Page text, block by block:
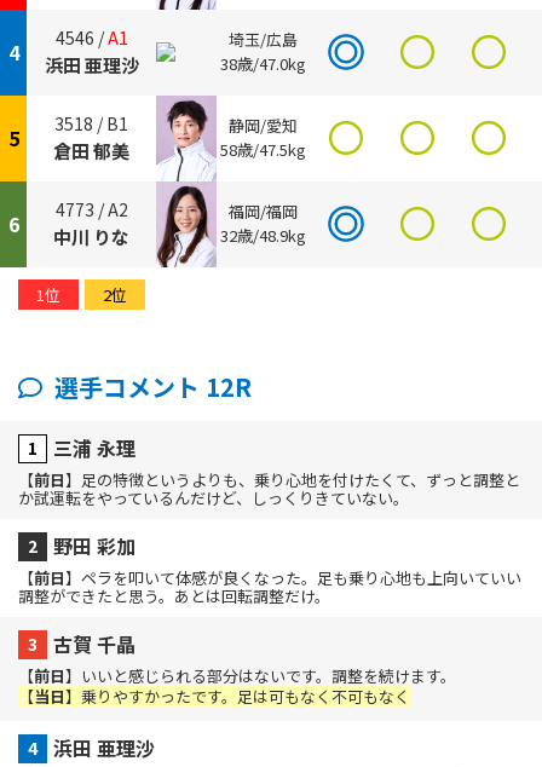
4 4546 /A1
浜田 亜理沙
5 3518 /B1
倉田 郁美
6 4773 /A2
中川 りな
埼玉/広島
38歳/47.0kg
静岡/愛知
58歳/47.5kg
福岡/福岡
32歳/48.9kg
1位 2位
選手コメント 12R
三浦 永理
【前日】足の特徴というよりも、乗り心地を付けたくて、ずっと調整と
か試運転をやっているんだけど、しっくりきていない。
野田 彩加
【前日】ペラを叩いて体感が良くなった。足も乗り心地も上向いていい
調整ができたと思う。あとは回転調整だけ。
古賀 千晶
【前日】いいと感じられる部分はないです。調整を続けます。
【当日】乗りやすかったです。足は可もなく不可もなく
浜田 亜理沙